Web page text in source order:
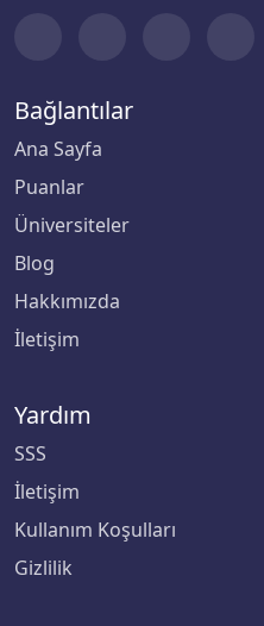
Bağlantılar
Ana Sayfa
Puanlar
Üniversiteler
Blog
Hakkımızda
İletişim
Yardım
SSS
İletişim
Kullanım Koşulları
Gizlilik